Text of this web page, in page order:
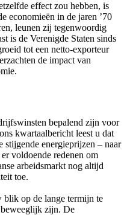
effect zou hebben, is
economieën in de jaren ’70
leunen zij tegenwoordig
is de Verenigde Staten sinds
tot een netto-exporteur
de impact van
bepalend zijn voor
kwartaalbericht leest u dat
stijgende energieprijzen – naar
voldoende redenen om
arbeidsmarkt nog altijd
toe.
blik op de lange termijn te
beweeglijk zijn. De